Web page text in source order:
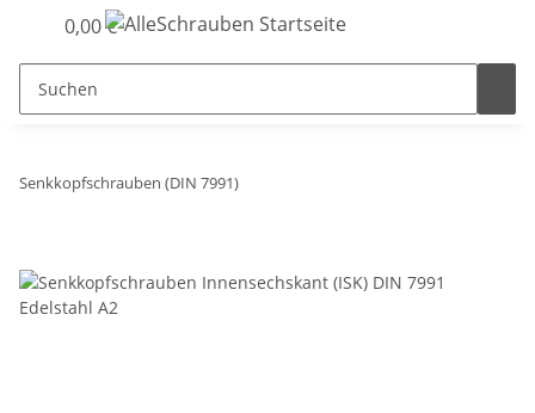
0,00 €
Senkkopfschrauben (DIN 7991)